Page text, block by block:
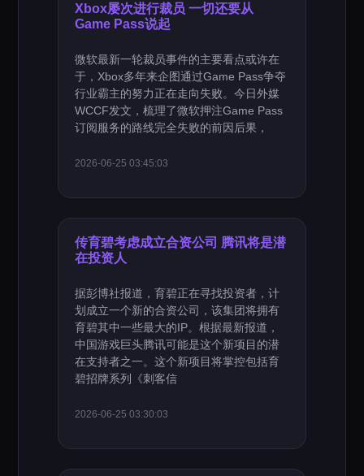
Xbox屡次进行裁员 一切还要从
Game Pass说起
微软最新一轮裁员事件的主要看点或许在
于，Xbox多年来企图通过Game Pass争夺
行业霸主的努力正在走向失败。今日外媒
WCCF发文，梳理了微软押注Game Pass
订阅服务的路线完全失败的前因后果，
2026-06-25 03:45:03
传育碧考虑成立合资公司 腾讯将是潜
在投资人
据彭博社报道，育碧正在寻找投资者，计
划成立一个新的合资公司，该集团将拥有
育碧其中一些最大的IP。根据最新报道，
中国游戏巨头腾讯可能是这个新项目的潜
在支持者之一。这个新项目将掌控包括育
碧招牌系列《刺客信
2026-06-25 03:30:03